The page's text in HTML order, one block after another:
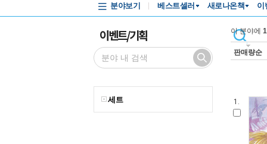
분야보기 베스트셀러 새로나온책 이
이벤트/기획
세트
이 분야에
판매량순
1.